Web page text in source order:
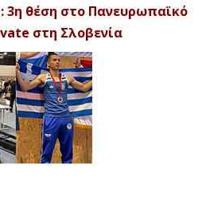
3η θέση στο Πανευρωπαϊκό
στη Σλοβενία